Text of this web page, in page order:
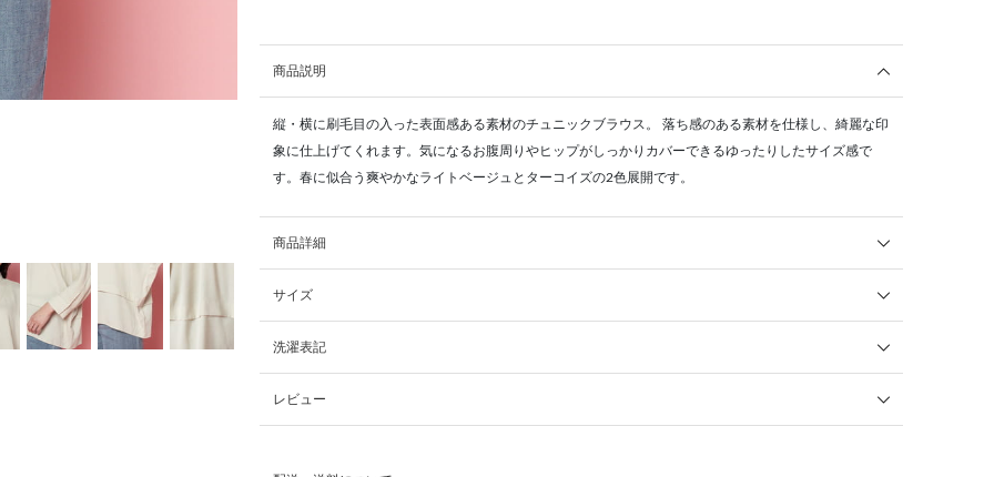
商品説明
縦・横に刷毛目の入った表面感ある素材のチュニックブラウス。 落ち感のある素材を仕様し、綺麗な印
象に仕上げてくれます。気になるお腹周りやヒップがしっかりカバーできるゆったりしたサイズ感で
す。春に似合う爽やかなライトベージュとターコイズの2色展開です。
商品詳細
サイズ
洗濯表記
レビュー